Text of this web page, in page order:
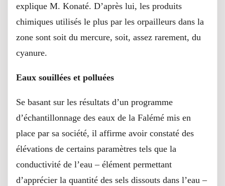
explique M. Konaté. D’après lui, les produits
chimiques utilisés le plus par les orpailleurs dans la
zone sont soit du mercure, soit, assez rarement, du
cyanure.
Eaux souillées et polluées
Se basant sur les résultats d’un programme
d’échantillonnage des eaux de la Falémé mis en
place par sa société, il affirme avoir constaté des
élévations de certains paramètres tels que la
conductivité de l’eau – élément permettant
d’apprécier la quantité des sels dissouts dans l’eau –